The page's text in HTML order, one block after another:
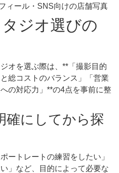
ィール・SNS向けの店舗写真
ジオ選びの
オを選ぶ際は、**「撮影目的
総コストのバランス」「営業
の対応力」**の4点を事前に整
にしてから探
ートレートの練習をしたい」
」など、目的によって必要な